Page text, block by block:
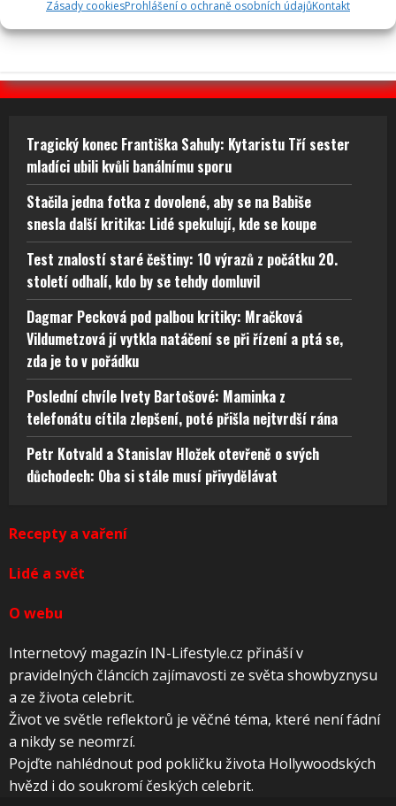
Zásady cookiesProhlášení o ochraně osobních údajůKontakt
Tragický konec Františka Sahuly: Kytaristu Tří sester
mladíci ubili kvůli banálnímu sporu
Stačila jedna fotka z dovolené, aby se na Babiše
snesla další kritika: Lidé spekulují, kde se koupe
Test znalostí staré češtiny: 10 výrazů z počátku 20.
století odhalí, kdo by se tehdy domluvil
Dagmar Pecková pod palbou kritiky: Mračková
Vildumetzová jí vytkla natáčení se při řízení a ptá se,
zda je to v pořádku
Poslední chvíle Ivety Bartošové: Maminka z
telefonátu cítila zlepšení, poté přišla nejtvrdší rána
Petr Kotvald a Stanislav Hložek otevřeně o svých
důchodech: Oba si stále musí přivydělávat
Recepty a vaření
Lidé a svět
O webu
Internetový magazín IN-Lifestyle.cz přináší v
pravidelných článcích zajímavosti ze světa showbyznysu
a ze života celebrit.
Život ve světle reflektorů je věčné téma, které není fádní
a nikdy se neomrzí.
Pojďte nahlédnout pod pokličku života Hollywoodských
hvězd i do soukromí českých celebrit.